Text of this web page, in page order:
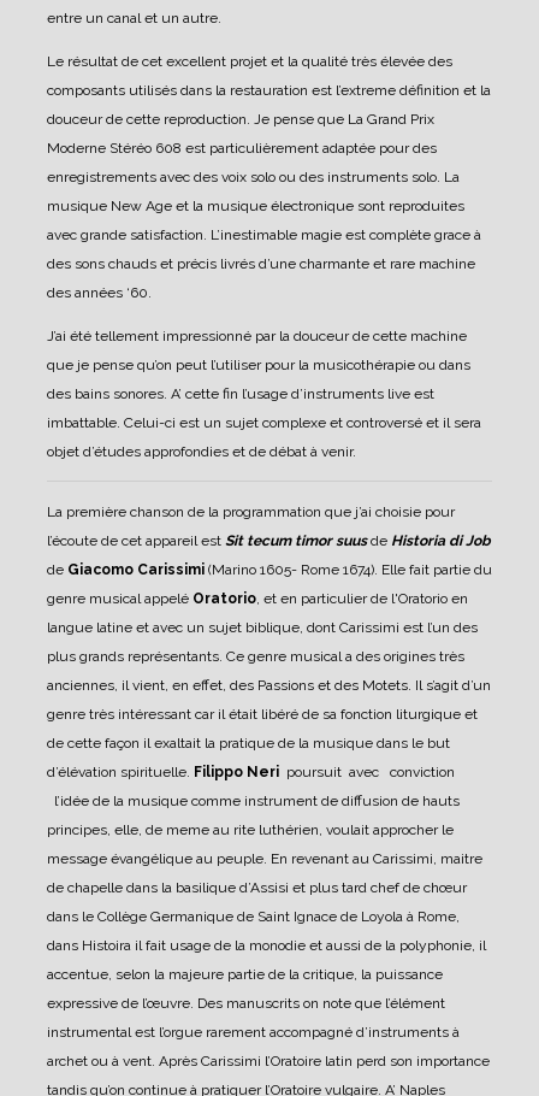
entre un canal et un autre.
Le résultat de cet excellent projet et la qualité très élevée des
composants utilisés dans la restauration est l’extreme définition et la
douceur de cette reproduction. Je pense que La Grand Prix
Moderne Stéréo 608 est particulièrement adaptée pour des
enregistrements avec des voix solo ou des instruments solo. La
musique New Age et la musique électronique sont reproduites
avec grande satisfaction. L’inestimable magie est complète grace à
des sons chauds et précis livrés d’une charmante et rare machine
des années ‘60.
J’ai été tellement impressionné par la douceur de cette machine
que je pense qu’on peut l’utiliser pour la musicothérapie ou dans
des bains sonores. A’ cette fin l’usage d’instruments live est
imbattable. Celui-ci est un sujet complexe et controversé et il sera
objet d’études approfondies et de débat à venir.
La première chanson de la programmation que j’ai choisie pour
l’écoute de cet appareil est Sit tecum timor suusde Historia di Job
de Giacomo Carissimi (Marino 1605- Rome 1674). Elle fait partie du
genre musical appelé Oratorio, et en particulier de l'Oratorio en
langue latine et avec un sujet biblique, dont Carissimi est l’un des
plus grands représentants. Ce genre musical a des origines très
anciennes, il vient, en effet, des Passions et des Motets. Il s’agit d’un
genre très intéressant car il était libéré de sa fonction liturgique et
de cette façon il exaltait la pratique de la musique dans le but
d’élévation spirituelle. Filippo Neri poursuit avec conviction
l’idée de la musique comme instrument de diffusion de hauts
principes, elle, de meme au rite luthérien, voulait approcher le
message évangélique au peuple. En revenant au Carissimi, maitre
de chapelle dans la basilique d’Assisi et plus tard chef de chœur
dans le Collège Germanique de Saint Ignace de Loyola à Rome,
dans Histoira il fait usage de la monodie et aussi de la polyphonie, il
accentue, selon la majeure partie de la critique, la puissance
expressive de l’œuvre. Des manuscrits on note que l’élément
instrumental est l’orgue rarement accompagné d’instruments à
archet ou à vent. Après Carissimi l’Oratoire latin perd son importance
tandis qu’on continue à pratiquer l’Oratoire vulgaire. A’ Naples